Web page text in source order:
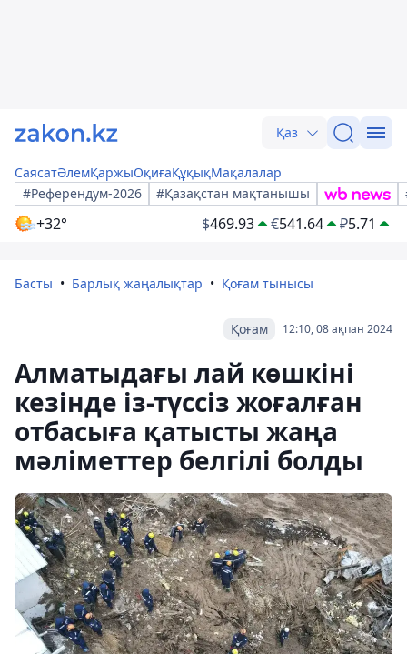
Қаз
СаясатӘлемҚаржыОқиғаҚұқықМақалалар
#Референдум-2026
#Қазақстан мақтанышы
+32° $469.93 €541.64 ₽5.71
Басты Барлық жаңалықтар Қоғам тынысы
12:10, 08 ақпан 2024
Қоғам
Алматыдағы лай көшкіні
кезінде із-түссіз жоғалған
отбасыға қатысты жаңа
мәліметтер белгілі болды